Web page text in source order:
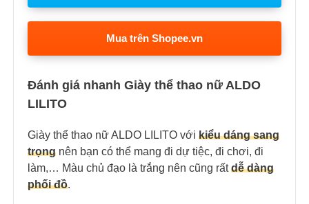
Mua trên Shopee.vn
Đánh giá nhanh Giày thể thao nữ ALDO
LILITO
Giày thể thao nữ ALDO LILITO với kiểu dáng sang
trọng nên bạn có thể mang đi dự tiệc, đi chơi, đi
làm,… Màu chủ đạo là trắng nên cũng rấtdễ dàng
phối đồ.